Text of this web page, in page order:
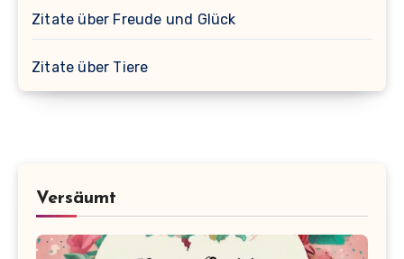
Zitate über Freude und Glück
Zitate über Tiere
Versäumt